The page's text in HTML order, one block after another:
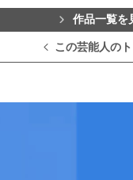
作品一覧を
この芸能人の